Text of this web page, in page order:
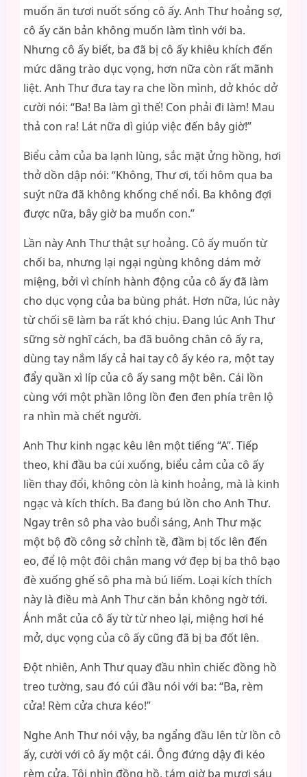
muốn ăn tươi nuốt sống cô ấy. Anh Thư hoảng sợ,
cô ấy căn bản không muốn làm tình với ba.
Nhưng cô ấy biết, ba đã bị cô ấy khiêu khích đến
mức dâng trào dục vọng, hơn nữa còn rất mãnh
liệt. Anh Thư đưa tay ra che lồn mình, dở khóc dở
cười nói: “Ba! Ba làm gì thế! Con phải đi làm! Mau
thả con ra! Lát nữa dì giúp việc đến bây giờ!”
Biểu cảm của ba lạnh lùng, sắc mặt ửng hồng, hơi
thở dồn dập nói: “Không, Thư ơi, tối hôm qua ba
suýt nữa đã không khống chế nổi. Ba không đợi
được nữa, bây giờ ba muốn con.”
Lần này Anh Thư thật sự hoảng. Cô ấy muốn từ
chối ba, nhưng lại ngại ngùng không dám mở
miệng, bởi vì chính hành động của cô ấy đã làm
cho dục vọng của ba bùng phát. Hơn nữa, lúc này
từ chối sẽ làm ba rất khó chịu. Đang lúc Anh Thư
sững sờ nghĩ cách, ba đã buông chân cô ấy ra,
dùng tay nắm lấy cả hai tay cô ấy kéo ra, một tay
đẩy quần xì líp của cô ấy sang một bên. Cái lồn
cùng với một phần lông lồn đen đen phía trên lộ
ra nhìn mà chết người.
Anh Thư kinh ngạc kêu lên một tiếng “A”. Tiếp
theo, khi đầu ba cúi xuống, biểu cảm của cô ấy
liền thay đổi, không còn là kinh hoảng, mà là kinh
ngạc và kích thích. Ba đang bú lồn cho Anh Thư.
Ngay trên sô pha vào buổi sáng, Anh Thư mặc
một bộ đồ công sở chỉnh tề, đầm bị tốc lên đến
eo, để lộ một đôi chân mang vớ đẹp bị ba thô bạo
đè xuống ghế sô pha mà bú liếm. Loại kích thích
này là điều mà Anh Thư căn bản không ngờ tới.
Ánh mắt của cô ấy từ từ nheo lại, miệng hơi hé
mở, dục vọng của cô ấy cũng đã bị ba đốt lên.
Đột nhiên, Anh Thư quay đầu nhìn chiếc đồng hồ
treo tường, sau đó cúi đầu nói với ba: “Ba, rèm
cửa! Rèm cửa chưa kéo!”
Nghe Anh Thư nói vậy, ba ngẩng đầu lên từ lồn cô
ấy, cười với cô ấy một cái. Ông đứng dậy đi kéo
rèm cửa. Tôi nhìn đồng hồ, tám giờ ba mươi sáu